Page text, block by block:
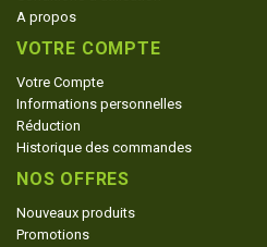
A propos
VOTRE COMPTE
Votre Compte
Informations personnelles
Réduction
Historique des commandes
NOS OFFRES
Nouveaux produits
Promotions